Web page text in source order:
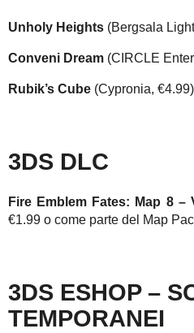
Unholy Heights (Bergsala
Conveni Dream (CIRCLE
Rubik’s Cube (Cypronia, €4.99)
3DS DLC
Fire Emblem Fates: Map 8 –
€1.99 o come parte del Map
3DS ESHOP –
TEMPORANEI